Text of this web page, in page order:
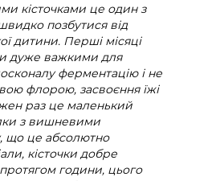
кісточками це один з
позбутися від
дитини. Перші місяці
дуже важкими для
ферментацію і не
флорою, засвоєння їжі
раз це маленький
з вишневими
що це абсолютно
кісточки добре
години, цього